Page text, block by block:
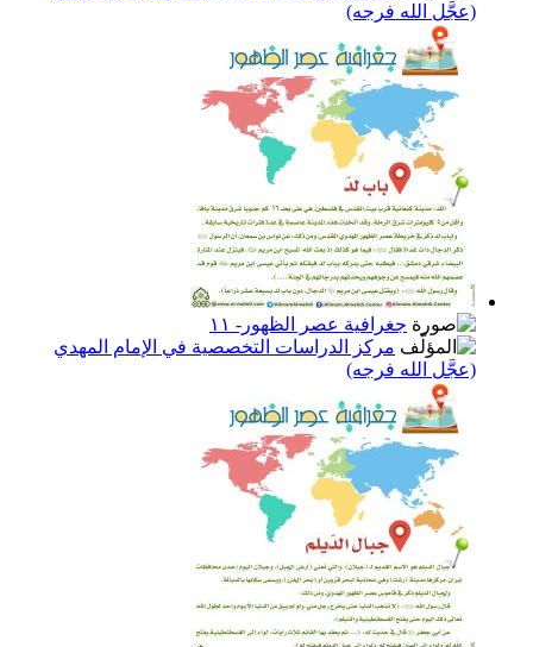
(عجَّل الله فرجه)
جغرافية عصر الظهور- ١١
مركز الدراسات التخصصية في الإمام المهدي
(عجَّل الله فرجه)